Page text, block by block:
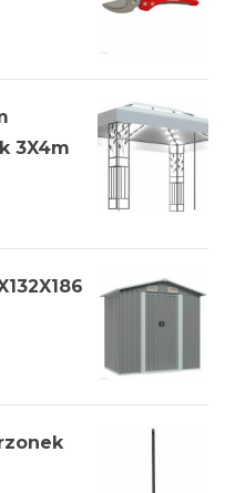
3X4m